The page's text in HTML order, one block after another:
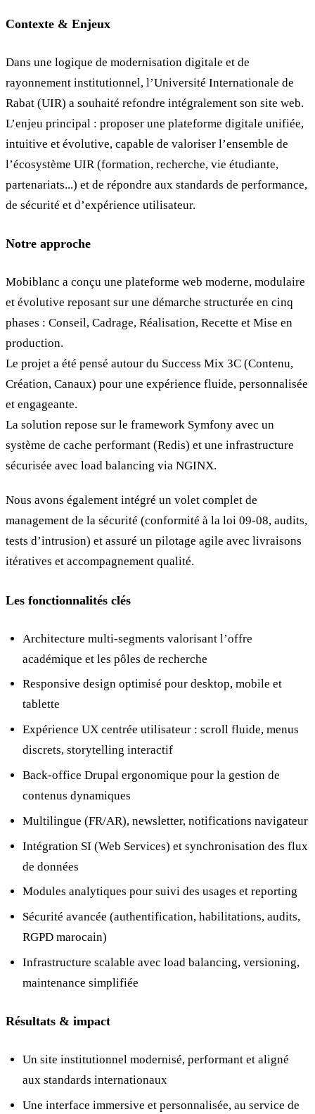
Contexte & Enjeux
Dans une logique de modernisation digitale et de
rayonnement institutionnel, l’Université Internationale de
Rabat (UIR) a souhaité refondre intégralement son site web.
L’enjeu principal : proposer une plateforme digitale unifiée,
intuitive et évolutive, capable de valoriser l’ensemble de
l’écosystème UIR (formation, recherche, vie étudiante,
partenariats...) et de répondre aux standards de performance,
de sécurité et d’expérience utilisateur.
Notre approche
Mobiblanc a conçu une plateforme web moderne, modulaire
et évolutive reposant sur une démarche structurée en cinq
phases : Conseil, Cadrage, Réalisation, Recette et Mise en
production.
Le projet a été pensé autour du Success Mix 3C (Contenu,
Création, Canaux) pour une expérience fluide, personnalisée
et engageante.
La solution repose sur le framework Symfony avec un
système de cache performant (Redis) et une infrastructure
sécurisée avec load balancing via NGINX.
Nous avons également intégré un volet complet de
management de la sécurité (conformité à la loi 09-08, audits,
tests d’intrusion) et assuré un pilotage agile avec livraisons
itératives et accompagnement qualité.
Les fonctionnalités clés
Architecture multi-segments valorisant l’offre
académique et les pôles de recherche
Responsive design optimisé pour desktop, mobile et
tablette
Expérience UX centrée utilisateur : scroll fluide, menus
discrets, storytelling interactif
Back-office Drupal ergonomique pour la gestion de
contenus dynamiques
Multilingue (FR/AR), newsletter, notifications navigateur
Intégration SI (Web Services) et synchronisation des flux
de données
Modules analytiques pour suivi des usages et reporting
Sécurité avancée (authentification, habilitations, audits,
RGPD marocain)
Infrastructure scalable avec load balancing, versioning,
maintenance simplifiée
Résultats & impact
Un site institutionnel modernisé, performant et aligné
aux standards internationaux
Une interface immersive et personnalisée, au service de